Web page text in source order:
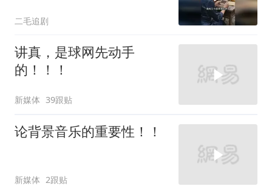
二毛追剧
讲真，是球网先动手
的！！！
新媒体 39跟贴
论背景音乐的重要性！！
新媒体 2跟贴